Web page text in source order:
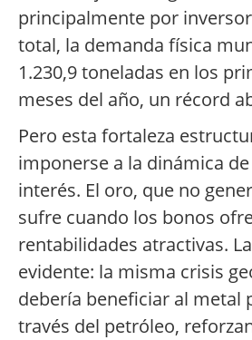
principalmente por
total, la demanda física
1.230,9 toneladas en los
meses del año, un récord
Pero esta fortaleza
imponerse a la dinámica
interés. El oro, que no
sufre cuando los bonos
rentabilidades atractivas.
evidente: la misma crisis
debería beneficiar al metal
través del petróleo,